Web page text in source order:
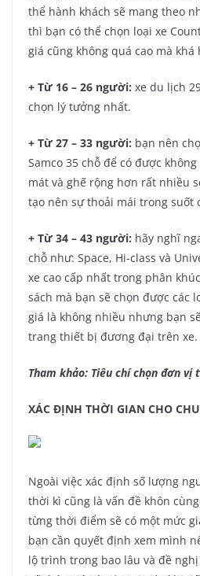
thể hành khách sẽ mang theo
thì bạn có thể chọn loại xe
giá cũng không quá cao mà
+ Từ 16 – 26 người: xe du lịch
chọn lý tưởng nhất.
+ Từ 27 – 33 người: bạn nên
Samco 35 chỗ để có được
mát và ghế rộng hơn rất nhiều
tạo nên sự thoải mái trong suốt
+ Từ 34 – 43 người: hãy nghĩ
chỗ như: Space, Hi-class và
xe cao cấp nhất trong phân
sách mà bạn sẽ chọn được các
giá là không nhiều nhưng bạn
trang thiết bị đương đại trên xe.
Tham khảo: Tiêu chí chọn đơn vị
XÁC ĐỊNH THỜI GIAN CHO
Ngoài việc xác định số lượng
thời kì cũng là vấn đề khôn
từng thời điểm sẽ có một mức
bạn cần quyết định xem mình
lộ trình trong bao lâu và đề